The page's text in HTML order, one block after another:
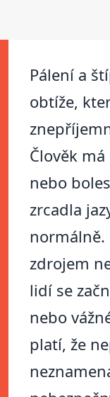
Pálení a
obtíže,
Člověk
nebo
zrcadla
normálně.
zdrojem
lidí se
nebo
platí, že